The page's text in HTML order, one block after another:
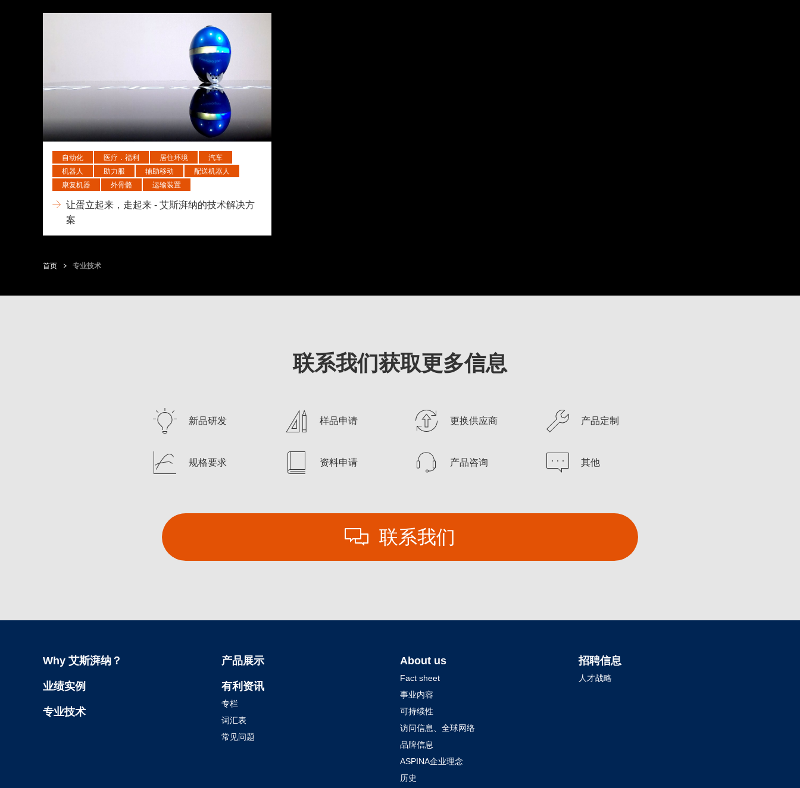
自动化 医疗．福利 居住环境
汽车
机器人
助力服 辅助移动
配送机器人
康复机器
外骨骼 运输装置
让蛋立起来，走起来 - 艾斯湃纳的技术解决方
案
首页 专业技术
联系我们获取更多信息
新品研发 样品申请 更换供应商 产品定制
规格要求 资料申请 产品咨询 其他
联系我们
Why 艾斯湃纳？
业绩实例
专业技术
产品展示
有利资讯
专栏
词汇表
常见问题
About us
Fact sheet
事业内容
可持续性
访问信息、全球网络
品牌信息
ASPINA企业理念
历史
招聘信息
人才战略